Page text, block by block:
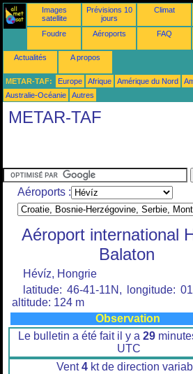
Images
satellite
Prévisions 10
jours
Climat
Foudre Aéroports FAQ
Actualités A propos
METAR-TAF: Europe Afrique Amérique du Nord
Australie-Océanie
Autres
METAR-TAF
Aéroports :
Aéroport international
Balaton
Hévíz, Hongrie
latitude: 46-41-11N, longitude:
altitude: 124 m
Observation
Le bulletin a été fait il y a 29
UTC
Vent4kt de direction